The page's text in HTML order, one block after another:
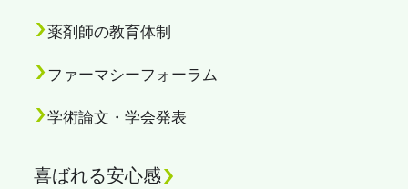
薬剤師の教育体制
ファーマシーフォーラム
学術論文・学会発表
喜ばれる安心感